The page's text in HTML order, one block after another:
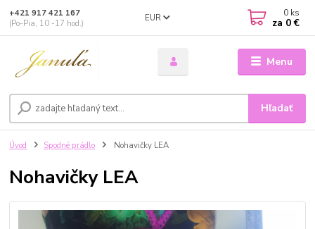
Menu
EUR
Hľadať
+421 917 421 167
(Po-Pia, 10 -17 hod.)
0 ks
za 0 €
Úvod Spodné prádlo Nohavičky LEA
Nohavičky LEA